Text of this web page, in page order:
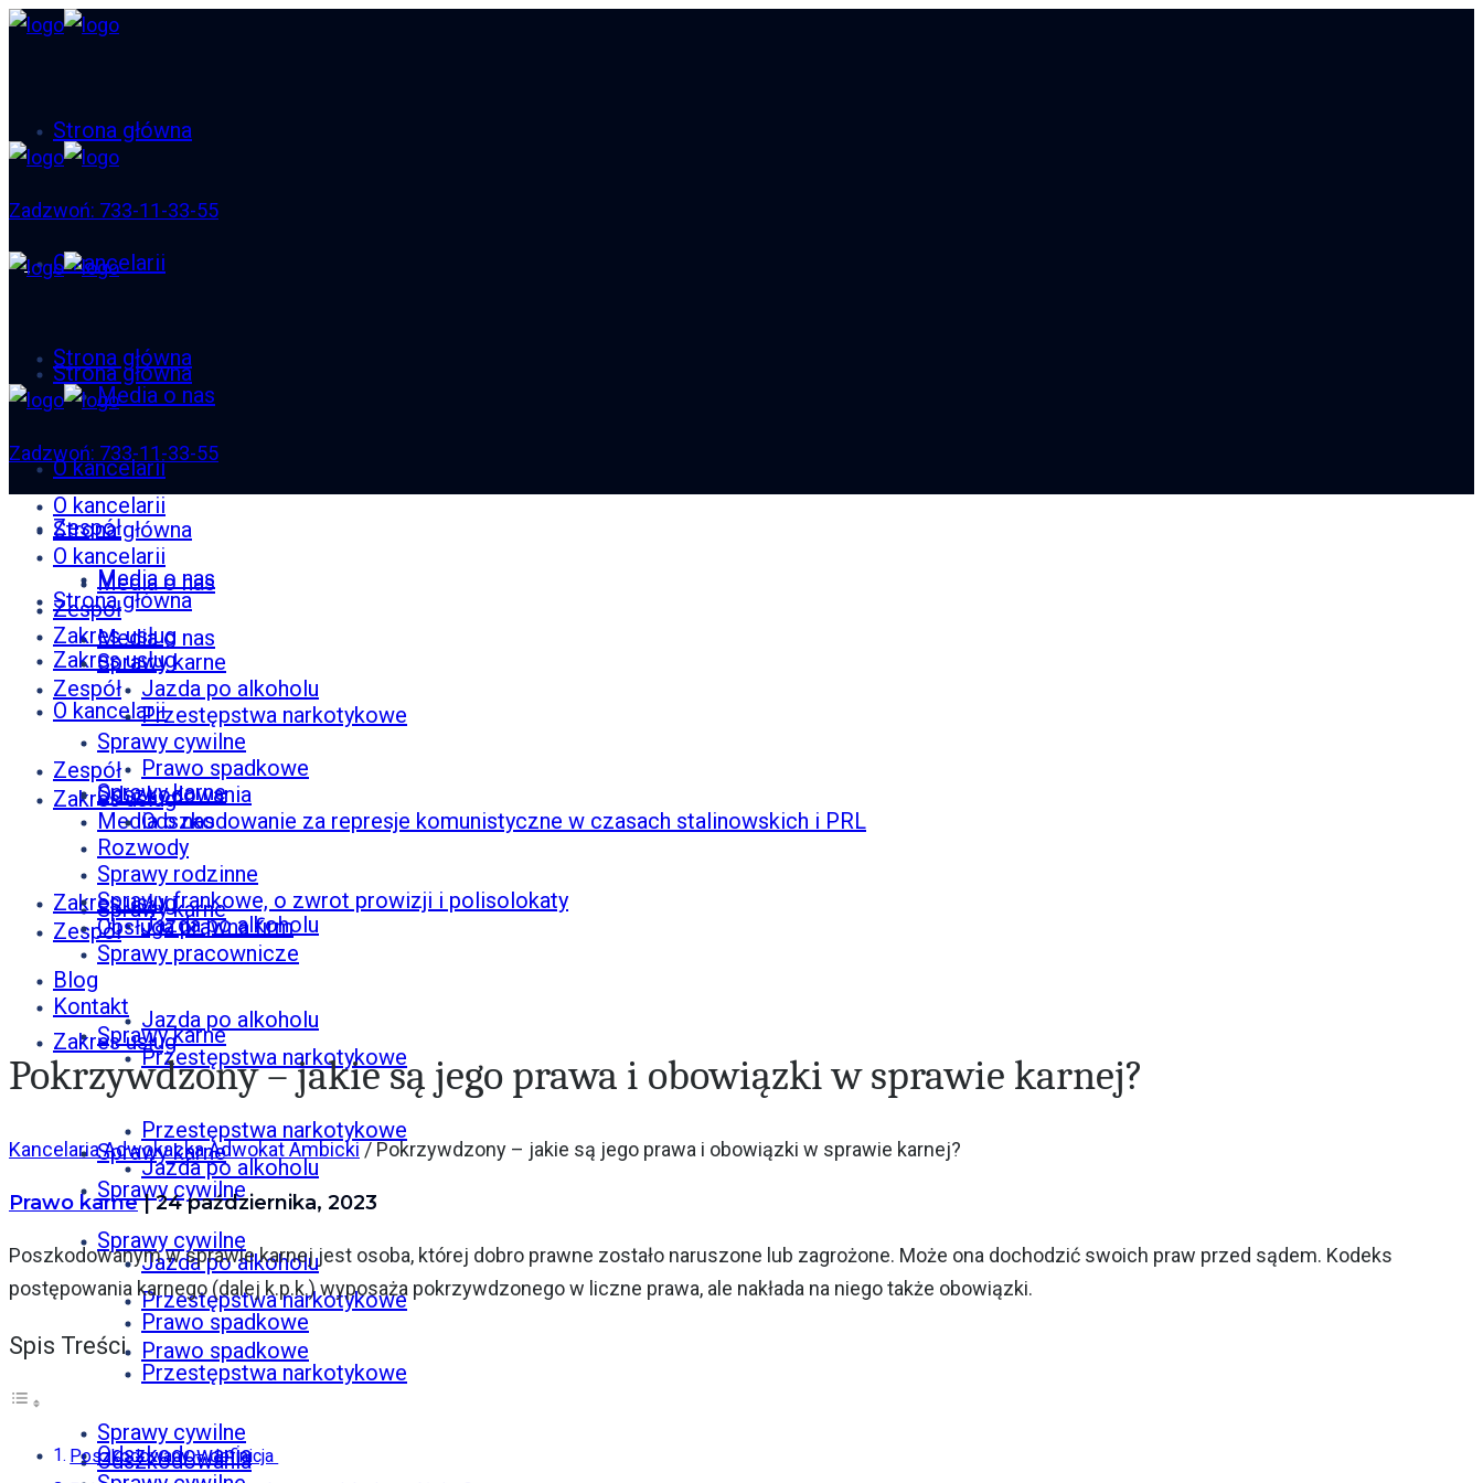
Strona główna
O kancelarii
Media o nas
Zespół
Zakres usług
Sprawy karne
Jazda po alkoholu
Przestępstwa narkotykowe
Sprawy cywilne
Prawo spadkowe
Odszkodowania
Zadzwoń: 733-11-33-55
Strona główna
O kancelarii
Media o nas
Zespół
Zakres usług
Sprawy karne
Jazda po alkoholu
Przestępstwa narkotykowe
Sprawy cywilne
Prawo spadkowe
Odszkodowania
Strona główna
O kancelarii
Media o nas
Zespół
Zakres usług
Sprawy karne
Jazda po alkoholu
Przestępstwa narkotykowe
Sprawy cywilne
Zadzwoń: 733-11-33-55
Strona główna
O kancelarii
Media o nas
Zespół
Zakres usług
Sprawy karne
Jazda po alkoholu
Przestępstwa narkotykowe
Strona główna
O kancelarii
Media o nas
Zespół
Zakres usług
Sprawy karne
Jazda po alkoholu
Przestępstwa narkotykowe
Sprawy cywilne
Prawo spadkowe
Odszkodowania
Odszkodowanie za represje komunistyczne w czasach stalinowskich i PRL
Rozwody
Sprawy rodzinne
Sprawy frankowe, o zwrot prowizji i polisolokaty
Obsługa prawna firm
Sprawy pracownicze
Blog
Kontakt
Pokrzywdzony – jakie są jego prawa i obowiązki w sprawie karnej?
Kancelaria Adwokacka Adwokat Ambicki / Pokrzywdzony – jakie są jego prawa i obowiązki w sprawie karnej?
Prawo karne| 24 października, 2023
Poszkodowanym w sprawie karnej jest osoba, której dobro prawne zostało naruszone lub zagrożone. Może ona dochodzić swoich praw przed sądem. Kodeks
postępowania karnego (dalej k.p.k.) wyposaża pokrzywdzonego w liczne prawa, ale nakłada na niego także obowiązki.
Spis Treści
Poszkodowany – definicja